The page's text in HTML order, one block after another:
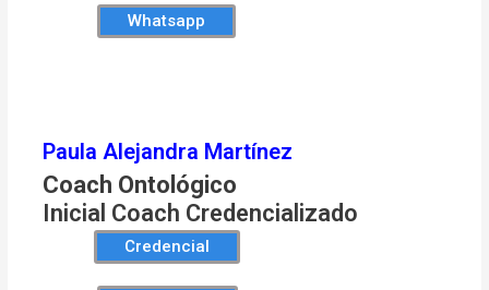
Whatsapp
Paula Alejandra Martínez
Coach Ontológico
Inicial Coach Credencializado
Credencial